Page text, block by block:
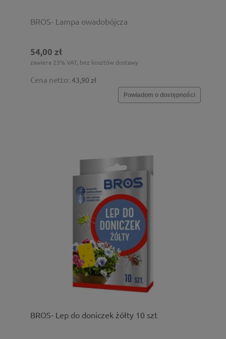
BROS- Lampa owadobójcza
54,00 zł
zawiera 23% VAT, bez kosztów dostawy
Cena netto: 43,90 zł
Powiadom o dostępności
BROS- Lep do doniczek żółty 10 szt